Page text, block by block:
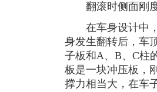
翻滚时侧面刚度
在车身设计中，
身发生翻转后，车
子板和A、B、C柱
板是一块冲压板，
撑力相当大，在车